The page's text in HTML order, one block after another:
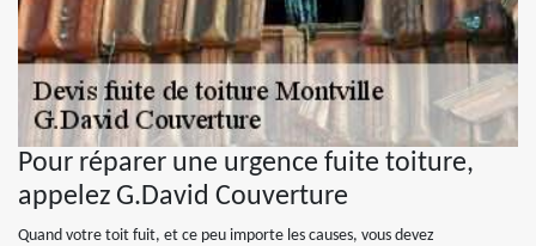
Pour réparer une urgence fuite toiture,
appelez G.David Couverture
Quand votre toit fuit, et ce peu importe les causes, vous devez